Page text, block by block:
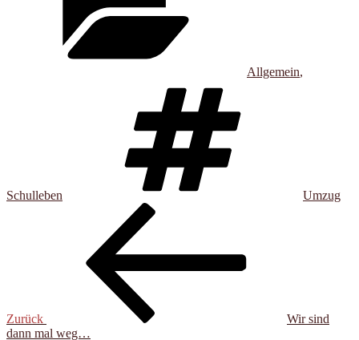
Allgemein,
Schulleben Umzug
Beitragsnavigation
Zurück
Wir sind
dann mal weg…